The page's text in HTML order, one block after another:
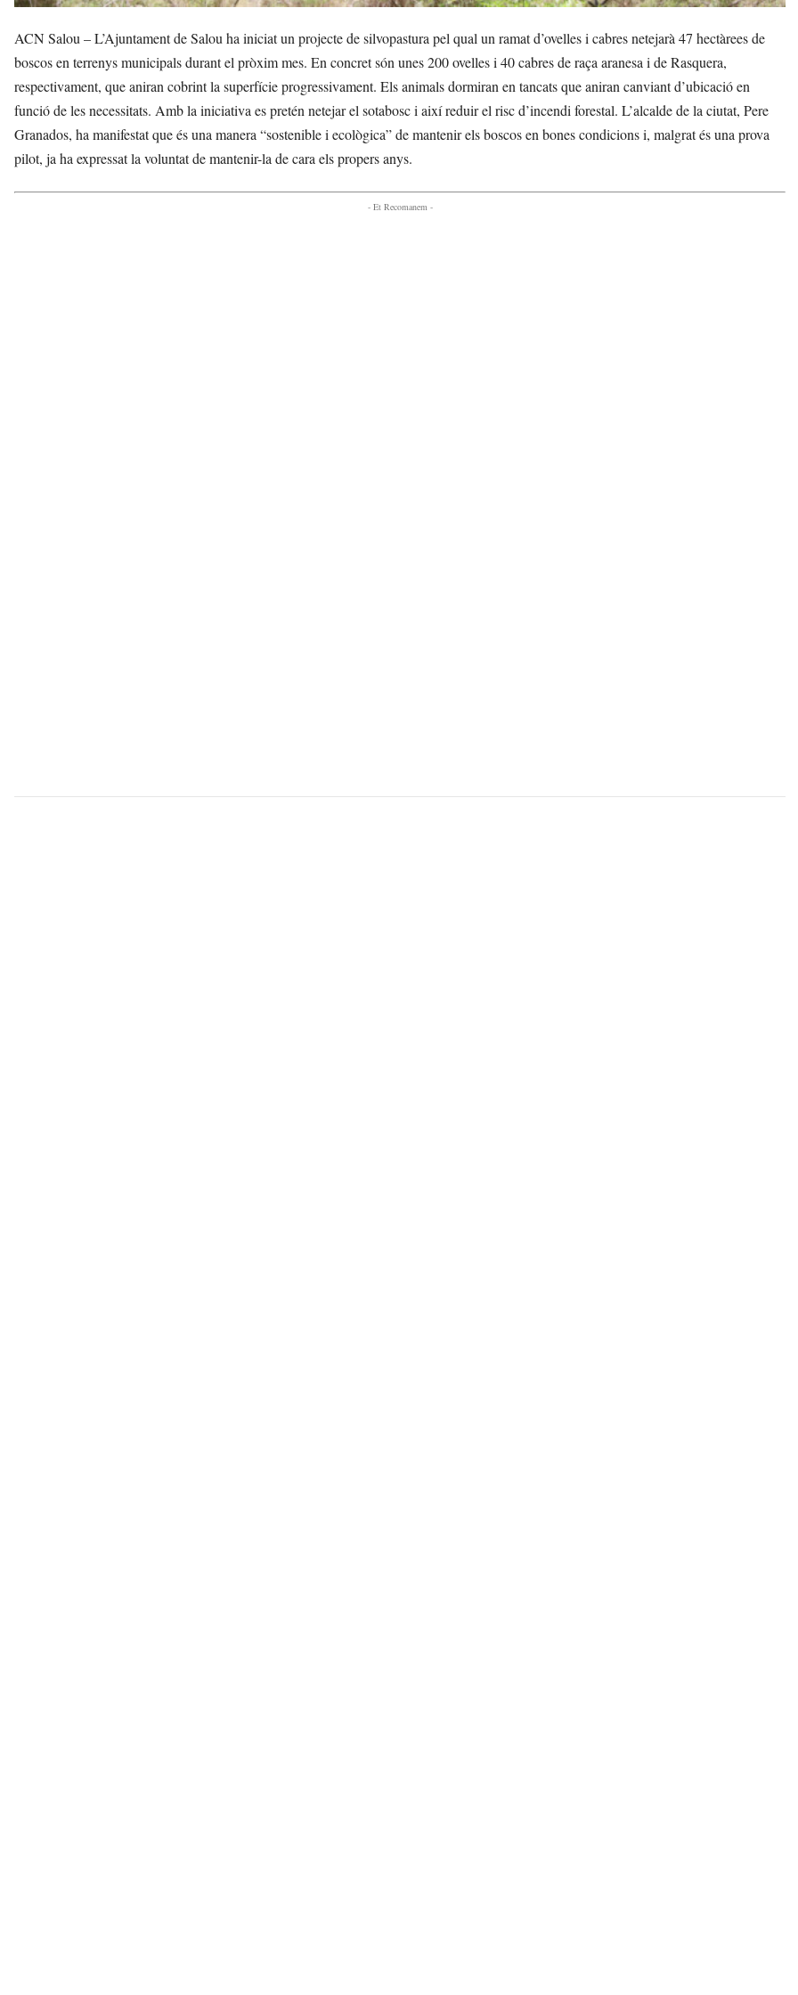
ACN Salou – L’Ajuntament de Salou ha iniciat un projecte de silvopastura pel qual un ramat d’ovelles i cabres netejarà 47 hectàrees de
boscos en terrenys municipals durant el pròxim mes. En concret són unes 200 ovelles i 40 cabres de raça aranesa i de Rasquera,
respectivament, que aniran cobrint la superfície progressivament. Els animals dormiran en tancats que aniran canviant d’ubicació en
funció de les necessitats. Amb la iniciativa es pretén netejar el sotabosc i així reduir el risc d’incendi forestal. L’alcalde de la ciutat, Pere
Granados, ha manifestat que és una manera “sostenible i ecològica” de mantenir els boscos en bones condicions i, malgrat és una prova
pilot, ja ha expressat la voluntat de mantenir-la de cara els propers anys.
- Et Recomanem -